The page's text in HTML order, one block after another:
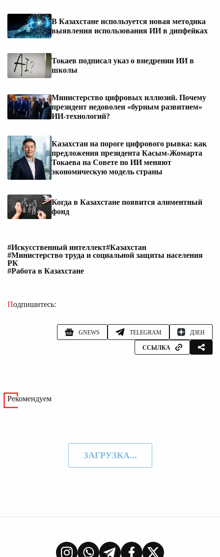
В Казахстане используется новая методика
выявления использования ИИ в дипфейках
Токаев подписал указ о внедрении ИИ в
школы
Министерство цифровых иллюзий. Почему
президент недоволен «бурным развитием»
ИИ-технологий?
Казахстан на пороге цифрового рывка: как
предложения президента Касым-Жомарта
Токаева на Совете по ИИ меняют
экономическую модель страны
Когда в Казахстане появится алиментный
фонд
#Искусственный интеллект#Казахстан
#Министерство труда и социальной защиты населения
РК
#Работа в Казахстане
Подпишитесь:
GNEWS TELEGRAM ДЗЕН
ССЫЛКА
Рекомендуем
ЗАГРУЗКА...